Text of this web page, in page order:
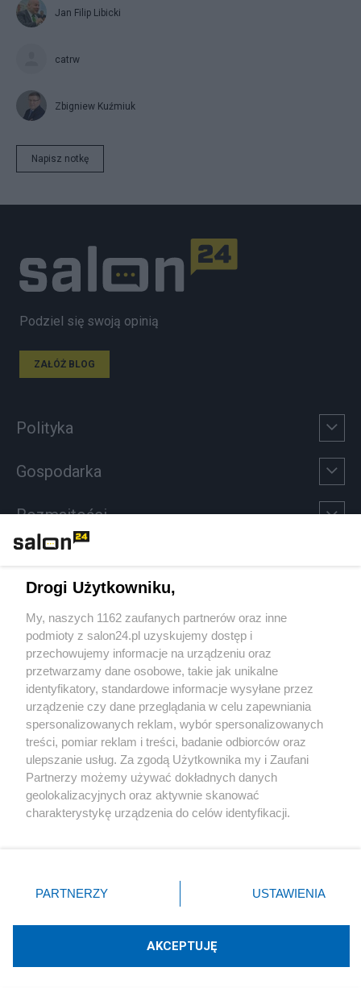
Jan Filip Libicki
catrw
Zbigniew Kuźmiuk
Napisz notkę
Podziel się swoją opinią
ZAŁÓŻ BLOG
Polityka
Gospodarka
Rozmaitości
Sport
Społeczeństwo
Kultura
X Facebook Instagram Youtube
Technologię dostarcza:W3media.pl
Drogi Użytkowniku,
My, naszych 1162 zaufanych partnerów oraz inne
podmioty z salon24.pl uzyskujemy dostęp i
przechowujemy informacje na urządzeniu oraz
przetwarzamy dane osobowe, takie jak unikalne
identyfikatory, standardowe informacje wysyłane przez
urządzenie czy dane przeglądania w celu zapewniania
spersonalizowanych reklam, wybór spersonalizowanych
treści, pomiar reklam i treści, badanie odbiorców oraz
ulepszanie usług. Za zgodą Użytkownika my i Zaufani
Partnerzy możemy używać dokładnych danych
geolokalizacyjnych oraz aktywnie skanować
charakterystykę urządzenia do celów identyfikacji.
zmienić/wycofać klikając przycisk ustawień prywatności
znajdujący się w lewym dolnym rogu strony
rodzaje przetwarzania danych nie wymagają zgody
użytkownika, ale masz prawo sprzeciwić się takiemu
PARTNERZY USTAWIENIA
AKCEPTUJĘ